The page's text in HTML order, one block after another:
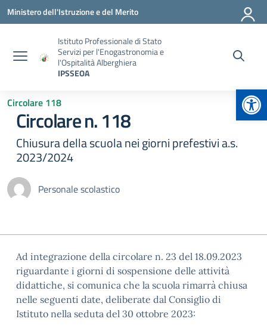
Vai ai contenuti
Vai al menu di navigazione
Vai al footer
Ministero dell'Istruzione e del Merito
Istituto Professionale di Stato
Servizi per l'Enogastronomia e
l'Ospitalità Alberghiera
IPSSEOA
Circolare 118
Circolare n. 118
Chiusura della scuola nei giorni prefestivi a.s.
2023/2024
Personale scolastico
Ad integrazione della circolare n. 23 del 18.09.2023
riguardante i giorni di sospensione delle attività
didattiche, si comunica che la scuola rimarrà chiusa
nelle seguenti date, deliberate dal Consiglio di
Istituto nella seduta del 30 ottobre 2023: